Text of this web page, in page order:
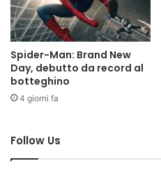
Spider-Man: Brand New
Day, debutto da record al
botteghino
4 giorni fa
Follow Us